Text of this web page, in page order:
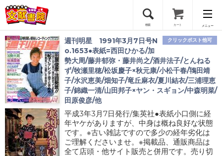
検索 カート メニュー
会員登録
ログイン
クリックポスト他可
週刊明星 1991年3月7日号N
o.1653●表紙=西田ひかる/加
勢大周/藤井郁弥・藤井尚之/酒井法子/とんねる
ず/牧瀬里穂/松坂慶子×秋元康/小松千春/鴇田靖
子/水沢恵美/畑知子/竜丘麻衣/夏川結衣/三浦理恵
子/錦織一清/山田邦子×ヤン・スギョン/中森明菜/
田原俊彦/他
平成3年3月7日発行/集英社●表紙小口側に経
年ヤケがありますが、中身は概ね良好な状態
です。※古い雑誌ですので多少の経年劣化は
ご理解くださいませ。※掲載品、通販商品は
全て店頭・他サイト販売と併用です。売り切